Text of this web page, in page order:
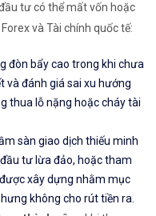
tư có thể mất vốn hoặc
và Tài chính quốc tế:
đòn bẩy cao trong khi chưa
và đánh giá sai xu hướng
thua lỗ nặng hoặc cháy tài
sàn giao dịch thiếu minh
tư lừa đảo, hoặc tham
xây dựng nhằm mục
không cho rút tiền ra.